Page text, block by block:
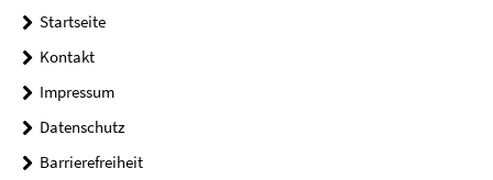
Startseite
Kontakt
Impressum
Datenschutz
Barrierefreiheit